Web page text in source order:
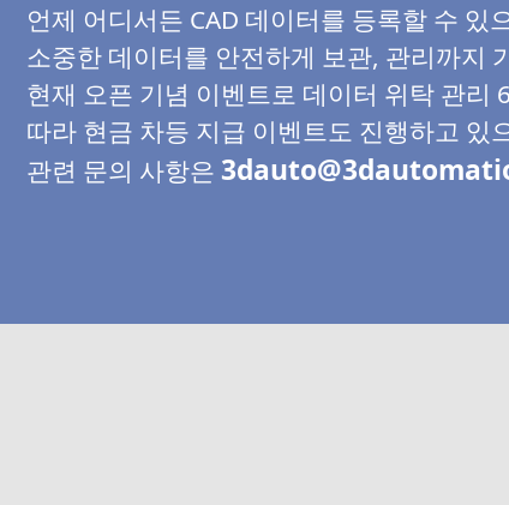
언제 어디서든 CAD 데이터를 등록할 수
소중한 데이터를 안전하게 보관, 관리까지
현재 오픈 기념 이벤트로 데이터 위탁 관리
따라 현금 차등 지급 이벤트도 진행하고 있
관련 문의 사항은